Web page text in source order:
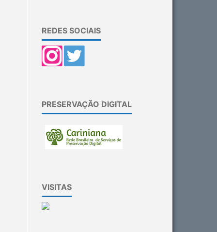
REDES SOCIAIS
PRESERVAÇÃO DIGITAL
VISITAS